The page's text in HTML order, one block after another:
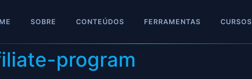
SOBRE CONTEÚDOS FERRAMENTAS CURSOS
program